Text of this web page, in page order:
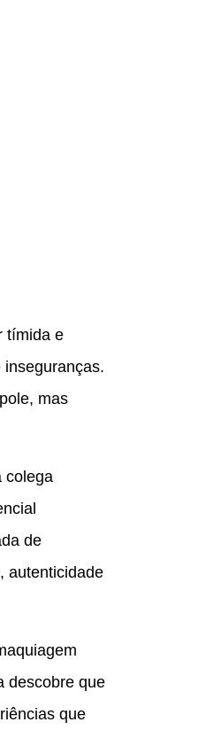
tímida e
mas
colega
de
autenticidade
descobre que
que